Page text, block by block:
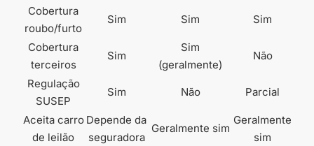
Cobertura
roubo/furto
Sim Sim Sim
Cobertura
terceiros
Sim
Sim
(geralmente)
Não
Regulação
SUSEP
Sim Não Parcial
Aceita carro
de leilão
Depende da
seguradora
Geralmente sim
Geralmente
sim